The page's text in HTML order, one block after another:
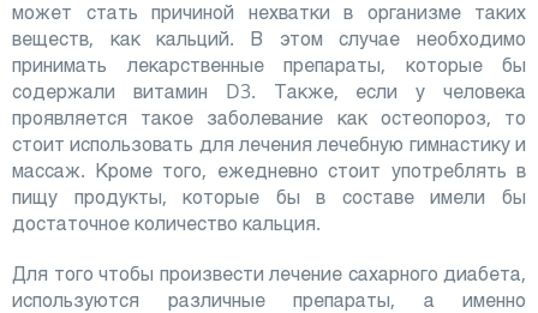
может стать причиной нехватки в организме таких
веществ, как кальций. В этом случае необходимо
принимать лекарственные препараты, которые бы
содержали витамин D3. Также, если у человека
проявляется такое заболевание как остеопороз, то
стоит использовать для лечения лечебную гимнастику и
массаж. Кроме того, ежедневно стоит употреблять в
пищу продукты, которые бы в составе имели бы
достаточное количество кальция.
Для того чтобы произвести лечение сахарного диабета,
используются различные препараты, а именно